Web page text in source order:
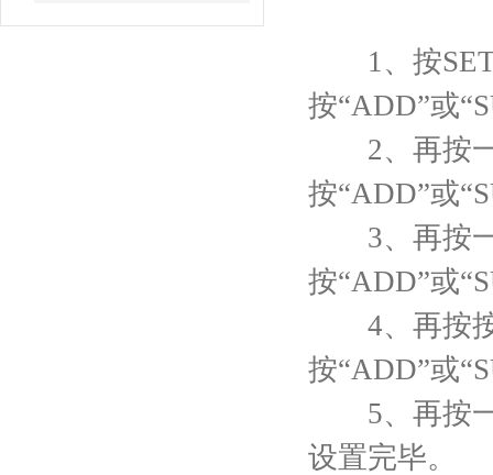
1、按SET
按“ADD”或
2、再按一
按“ADD”或
3、再按一
按“ADD”或
4、再按按
按“ADD”或
5、再按一
设置完毕。